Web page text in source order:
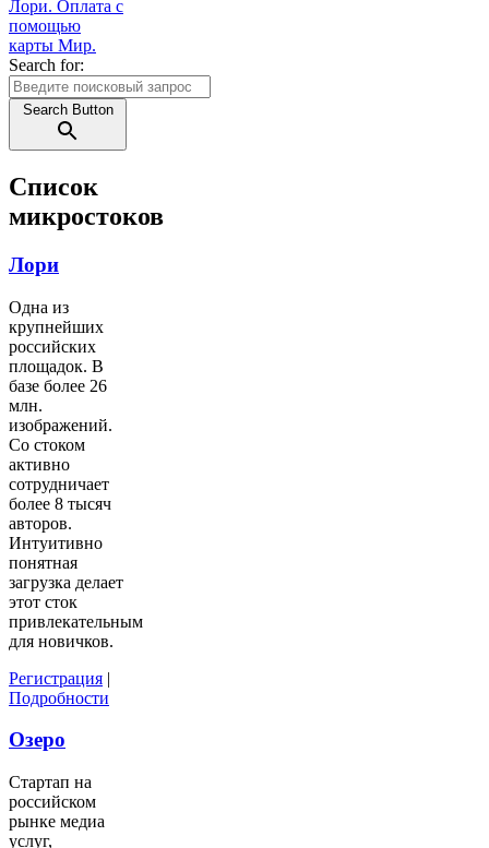
Search for:
Search Button
Список
микростоков
Лори
Одна из
крупнейших
российских
площадок. В
базе более 26
млн.
изображений.
Со стоком
активно
сотрудничает
более 8 тысяч
авторов.
Интуитивно
понятная
загрузка делает
этот сток
привлекательным
для новичков.
Регистрация |
Подробности
Озеро
Стартап на
российском
рынке медиа
услуг,